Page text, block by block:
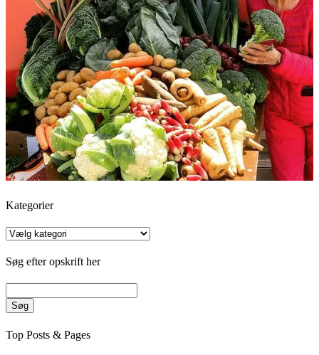
Kategorier
Kategorier
Søg efter opskrift her
Søg
Top Posts & Pages